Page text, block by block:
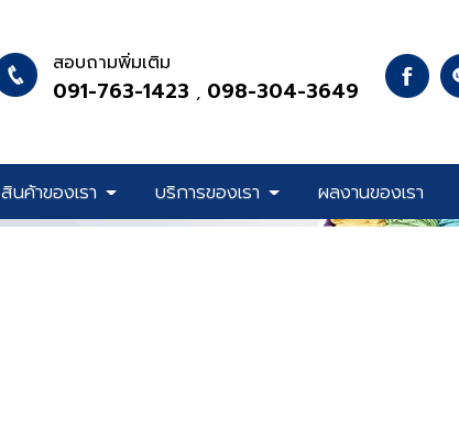
สินค้าของเรา บริการของเรา ผลงานของเรา
สอบถามพิ่มเติม
091-763-1423 , 098-304-3649